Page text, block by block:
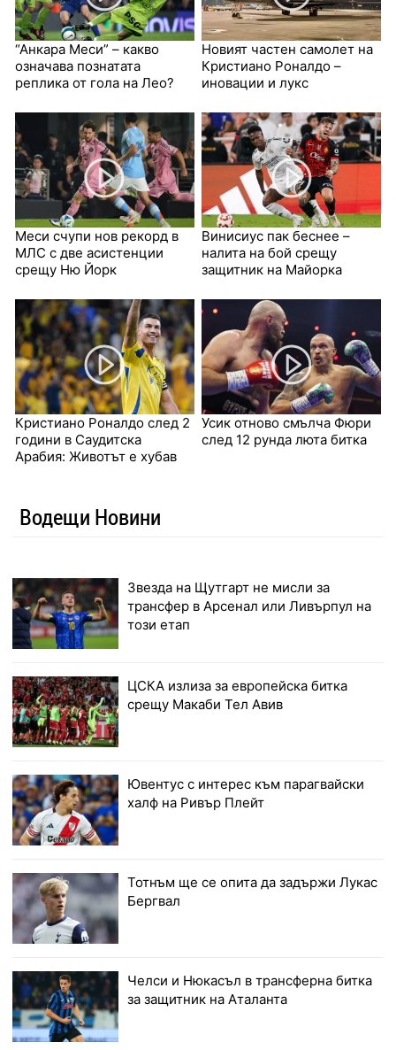
“Анкара Меси” – какво
означава познатата
реплика от гола на Лео?
Новият частен самолет на
Кристиано Роналдо –
иновации и лукс
Меси счупи нов рекорд в
МЛС с две асистенции
срещу Ню Йорк
Винисиус пак беснее –
налита на бой срещу
защитник на Майорка
Кристиано Роналдо след 2
години в Саудитска
Арабия: Животът е хубав
Усик отново смълча Фюри
след 12 рунда люта битка
Водещи Новини
Звезда на Щутгарт не мисли за
трансфер в Арсенал или Ливърпул на
този етап
ЦСКА излиза за европейска битка
срещу Макаби Тел Авив
Ювентус с интерес към парагвайски
халф на Ривър Плейт
Тотнъм ще се опита да задържи Лукас
Бергвал
Челси и Нюкасъл в трансферна битка
за защитник на Аталанта